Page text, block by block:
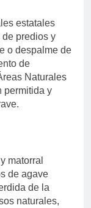
estatales
predios y
o despalme de
de
Naturales
permitida y
matorral
de agave
de la
naturales,